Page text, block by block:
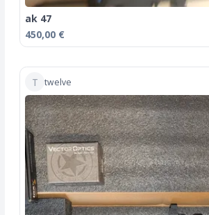
ak 47
450,00 €
T twelve